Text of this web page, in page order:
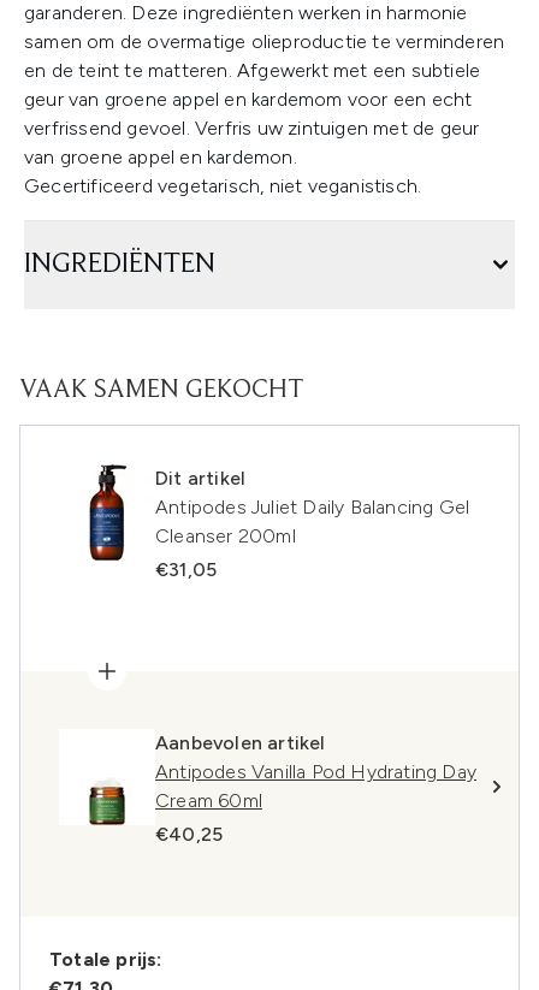
garanderen. Deze ingrediënten werken in harmonie
samen om de overmatige olieproductie te verminderen
en de teint te matteren. Afgewerkt met een subtiele
geur van groene appel en kardemom voor een echt
verfrissend gevoel. Verfris uw zintuigen met de geur
van groene appel en kardemon.
Gecertificeerd vegetarisch, niet veganistisch.
INGREDIËNTEN
VAAK SAMEN GEKOCHT
Dit artikel
Antipodes Juliet Daily Balancing Gel
Cleanser 200ml
€31,05
Aanbevolen artikel
Antipodes Vanilla Pod Hydrating Day
Cream 60ml
€40,25
Totale prijs: